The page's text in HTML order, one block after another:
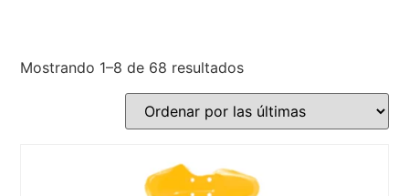
Mostrando 1–8 de 68 resultados